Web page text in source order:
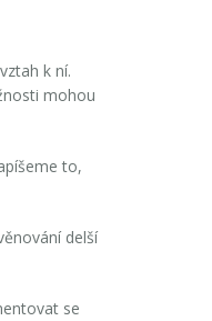
k ní.
mohou
to,
delší
se